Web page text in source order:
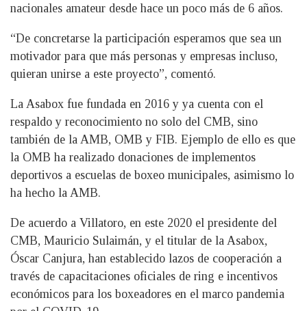
nacionales amateur desde hace un poco más de 6 años.
“De concretarse la participación esperamos que sea un
motivador para que más personas y empresas incluso,
quieran unirse a este proyecto”, comentó.
La Asabox fue fundada en 2016 y ya cuenta con el
respaldo y reconocimiento no solo del CMB, sino
también de la AMB, OMB y FIB. Ejemplo de ello es que
la OMB ha realizado donaciones de implementos
deportivos a escuelas de boxeo municipales, asimismo lo
ha hecho la AMB.
De acuerdo a Villatoro, en este 2020 el presidente del
CMB, Mauricio Sulaimán, y el titular de la Asabox,
Óscar Canjura, han establecido lazos de cooperación a
través de capacitaciones oficiales de ring e incentivos
económicos para los boxeadores en el marco pandemia